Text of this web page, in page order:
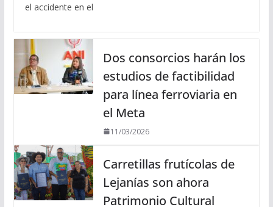
el accidente en el
Dos consorcios harán los
estudios de factibilidad
para línea ferroviaria en
el Meta
11/03/2026
Carretillas frutícolas de
Lejanías son ahora
Patrimonio Cultural